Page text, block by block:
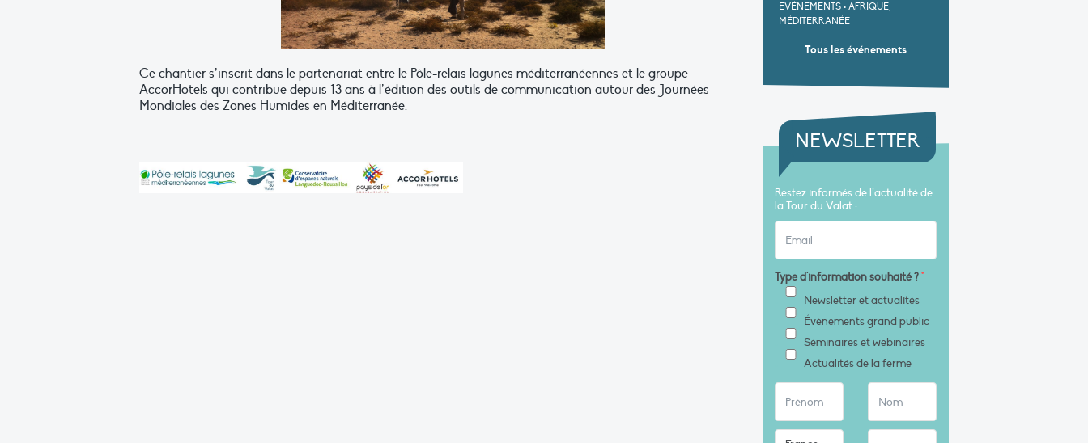
Ce chantier s’inscrit dans le partenariat entre le Pôle-relais lagunes méditerranéennes et le groupe
AccorHotels qui contribue depuis 13 ans à l’édition des outils de communication autour des Journées
Mondiales des Zones Humides en Méditerranée.
EVÉNEMENTS • AFRIQUE,
MÉDITERRANÉE
Tous les événements
NEWSLETTER
Restez informés de l’actualité de
la Tour du Valat :
Type d'information souhaité ?*
Newsletter et actualités
Évènements grand public
Séminaires et webinaires
Actualités de la ferme